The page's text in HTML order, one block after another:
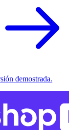
demostrada.